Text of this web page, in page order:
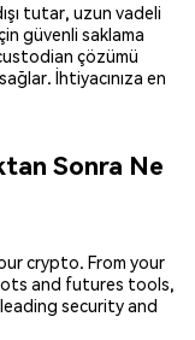
tutar, uzun vadeli
güvenli saklama
çözümü
İhtiyacınıza en
Sonra Ne
crypto. From your
and futures tools,
security and